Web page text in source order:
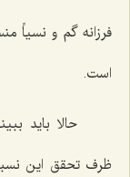
فرزانه گم و نسیاً
است.
حالا باید
ظرف تحقق این